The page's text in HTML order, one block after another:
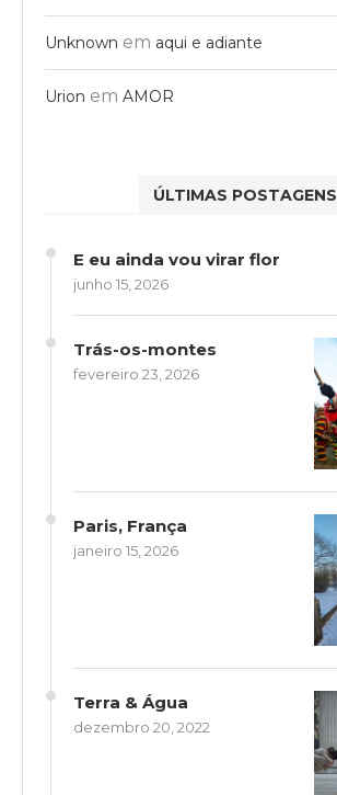
Unknown em aqui e adiante
Urion em AMOR
ÚLTIMAS POSTAGENS
E eu ainda vou virar flor
junho 15, 2026
Trás-os-montes
fevereiro 23, 2026
Paris, França
janeiro 15, 2026
Terra & Água
dezembro 20, 2022